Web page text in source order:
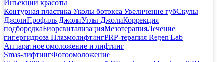
Инъекции красоты
Контурная пластика Уколы ботокса Увеличение губСкулы
ДжолиПрофиль ДжолиУглы ДжолиКоррекция
подбородкаБиоревитализацияМезотерапияЛечение
гипергидроза ПлазмолифтингPRP-терапия Regen Lab
Аппаратное омоложение и лифтинг
Smas-лифтингФотоомоложение